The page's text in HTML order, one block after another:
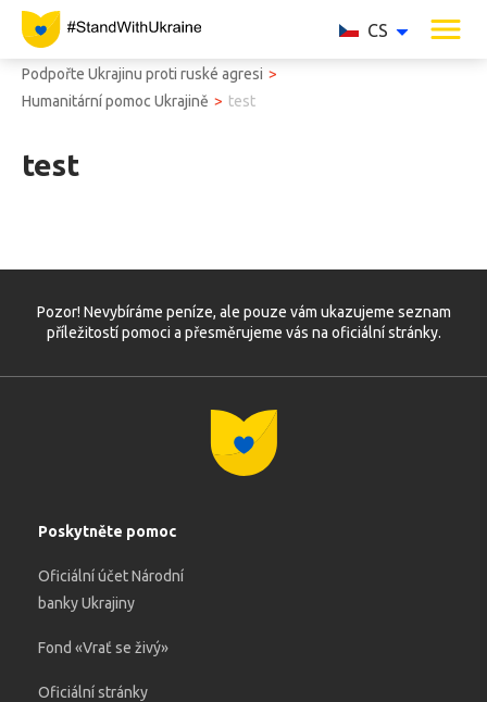
CS
Podpořte Ukrajinu proti ruské agresi
Humanitární pomoc Ukrajině
test
test
Pozor! Nevybíráme peníze, ale pouze vám ukazujeme seznam
příležitostí pomoci a přesměrujeme vás na oficiální stránky.
Poskytněte pomoc
Oficiální účet Národní
banky Ukrajiny
Fond «Vrať se živý»
Oficiální stránky